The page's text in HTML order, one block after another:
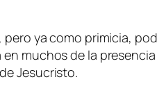
ya como primicia,
muchos de la presencia
Jesucristo.